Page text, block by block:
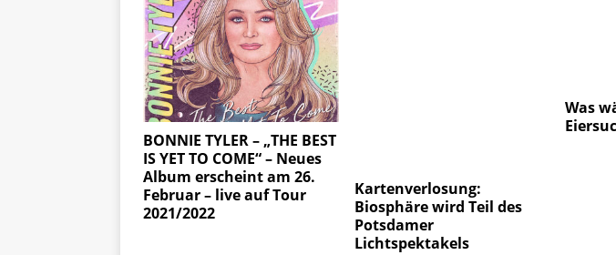
BONNIE TYLER – „THE BEST
IS YET TO COME“ – Neues
Album erscheint am 26.
Februar – live auf Tour
2021/2022
Kartenverlosung:
Biosphäre wird Teil des
Potsdamer
Lichtspektakels
Was